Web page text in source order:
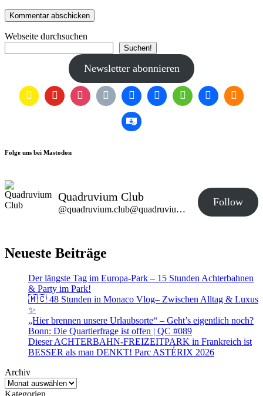
Webseite durchsuchen
Suchen!
Newsletter abonnieren
Folge uns bei Mastodon
Quadruvium Club
@quadruvium.club@quadruvium.club
Follow
Neueste Beiträge
Der längste Tag im Europa-Park – 15 Stunden Achterbahnen
& Party im Park!
🇲🇨 48 Stunden in Monaco Vlog– Zwischen Alltag & Luxus
✨
„Hier brennen unsere Urlaubsorte“ – Geht’s eigentlich noch?
Bonn: Die Quartierfrage ist offen | QC #089
Dieser ACHTERBAHN-FREIZEITPARK in Frankreich ist
BESSER als man DENKT! Parc ASTÉRIX 2026
Archiv
Kategorien